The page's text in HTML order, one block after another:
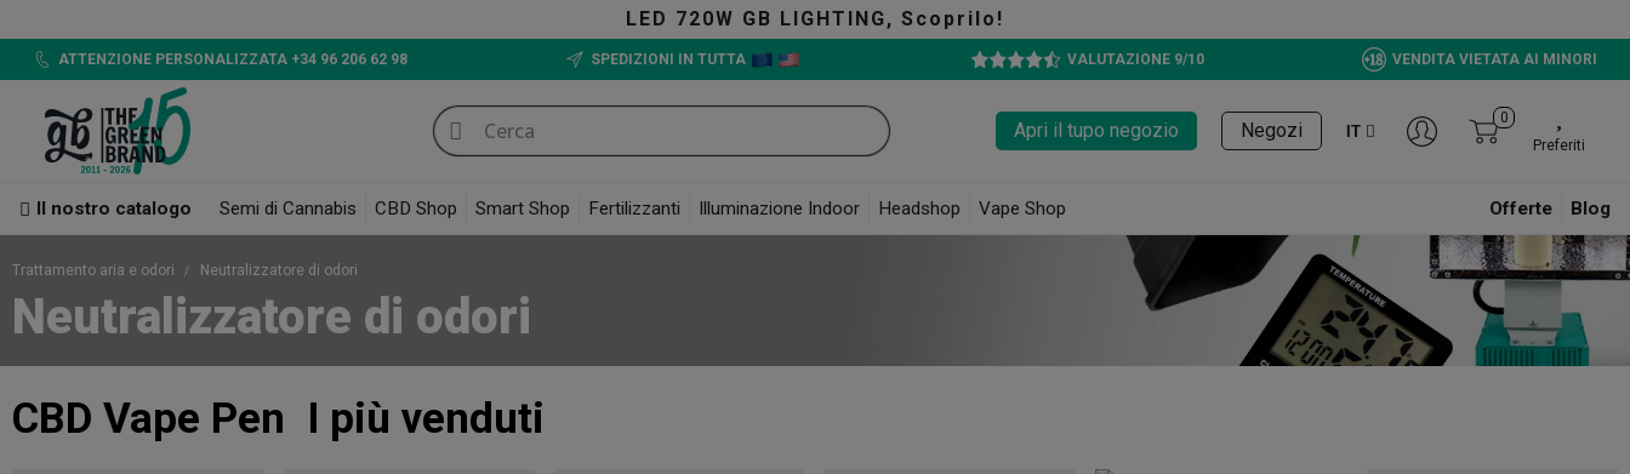
LED 720W GB LIGHTING, Scoprilo!
ATTENZIONE PERSONALIZZATA +34 96 206 62 98 SPEDIZIONI IN TUTTA VALUTAZIONE 9/10 VENDITA VIETATA AI MINORI
Apri il tupo negozio Negozi IT
0
Preferiti
Il nostro catalogo Semi di Cannabis CBD Shop Smart Shop Fertilizzanti Illuminazione Indoor Headshop Vape Shop Offerte Blog
Trattamento aria e odori Neutralizzatore di odori
Neutralizzatore di odori
CBD Vape Pen I più venduti